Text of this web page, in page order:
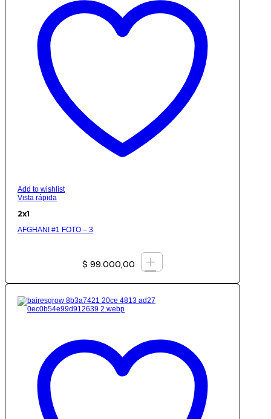
Add to wishlist
Vista rápida
2x1
AFGHANI #1 FOTO – 3
$ 99.000,00 +